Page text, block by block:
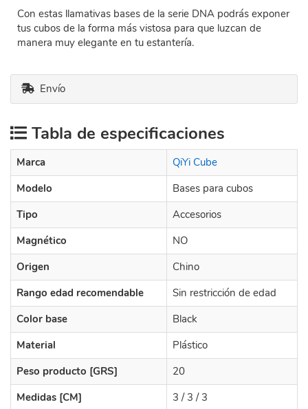
Con estas llamativas bases de la serie DNA podrás exponer
tus cubos de la forma más vistosa para que luzcan de
manera muy elegante en tu estantería.
Envío
Tabla de especificaciones
Marca
QiYi Cube
Modelo
Bases para cubos
Tipo
Accesorios
Magnético
NO
Origen
Chino
Rango edad recomendable
Sin restricción de edad
Color base
Black
Material
Plástico
Peso producto [GRS]
20
Medidas [CM]
3 / 3 / 3